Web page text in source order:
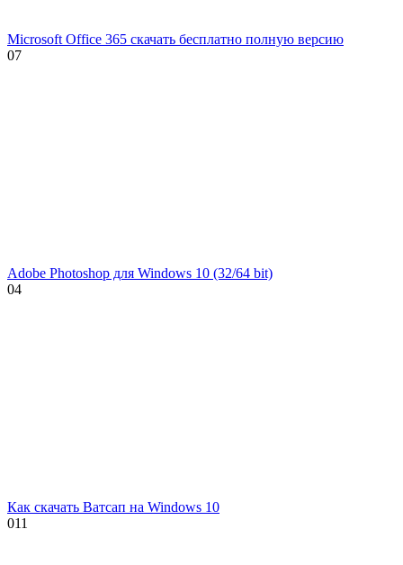
Microsoft Office 365 скачать бесплатно полную версию
07
Adobe Photoshop для Windows 10 (32/64 bit)
04
Как скачать Ватсап на Windows 10
011